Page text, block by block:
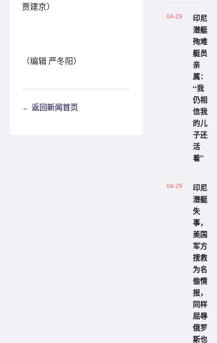
贾建京）
（编辑 严冬阳）
← 返回新闻首页
04-29
印尼
潜艇
殉难
艇员
亲
属：
“我
仍相
信我
的儿
子还
活
着”
04-29
印尼
潜艇
失
事，
美国
军方
搜救
为名
偷情
报，
同样
屈辱
俄罗
斯也